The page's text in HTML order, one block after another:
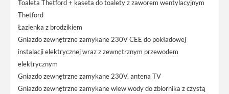
Toaleta Thetford + kaseta do toalety z zaworem wentylacyjnym
Thetford
Łazienka z brodzikiem
Gniazdo zewnętrzne zamykane 230V CEE do pokładowej
instalacji elektrycznej wraz z zewnętrznym przewodem
elektrycznym
Gniazdo zewnętrzne zamykane 230V, antena TV
Gniazdo zewnętrzne zamykane wlew wody do zbiornika z czystą